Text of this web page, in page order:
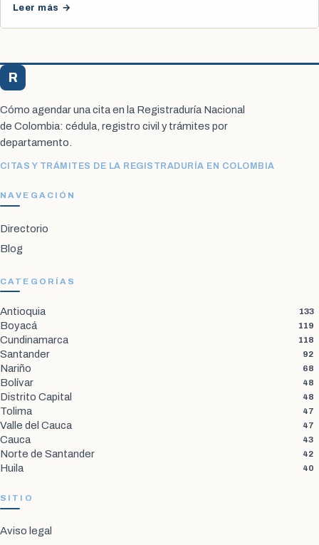
Leer más →
R
Cómo agendar una cita en la Registraduría Nacional
de Colombia: cédula, registro civil y trámites por
departamento.
CITAS Y TRÁMITES DE LA REGISTRADURÍA EN COLOMBIA
NAVEGACIÓN
Directorio
Blog
CATEGORÍAS
Antioquia 133
Boyacá 119
Cundinamarca 118
Santander 92
Nariño 68
Bolívar 48
Distrito Capital 48
Tolima 47
Valle del Cauca 47
Cauca 43
Norte de Santander 42
Huila 40
SITIO
Aviso legal